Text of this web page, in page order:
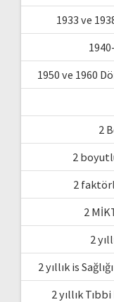
1933 ve
1950 ve 1960
2
2
2
2
2
2 yıllık is
2 yıllık